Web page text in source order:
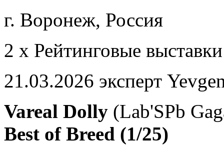
г. Воронеж, Россия
2 х Рейтинговые
21.03.2026 эксперт
Vareal Dolly (Lab'SPb
Best of Breed (1/25)